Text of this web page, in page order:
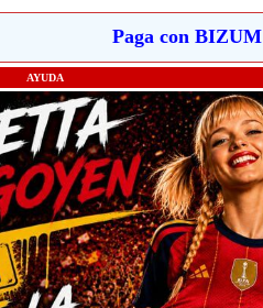
Paga con BIZUM
AYUDA